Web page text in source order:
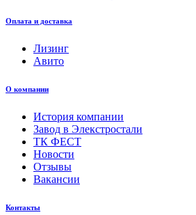
Оплата и доставка
Лизинг
Авито
О компании
История компании
Завод в Элекстростали
ТК ФЕСТ
Новости
Отзывы
Вакансии
Контакты